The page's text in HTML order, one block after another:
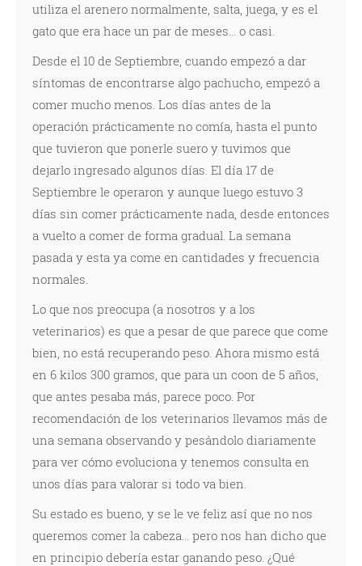
utiliza el arenero normalmente, salta, juega, y es el
gato que era hace un par de meses... o casi.
Desde el 10 de Septiembre, cuando empezó a dar
síntomas de encontrarse algo pachucho, empezó a
comer mucho menos. Los días antes de la
operación prácticamente no comía, hasta el punto
que tuvieron que ponerle suero y tuvimos que
dejarlo ingresado algunos días. El día 17 de
Septiembre le operaron y aunque luego estuvo 3
días sin comer prácticamente nada, desde entonces
a vuelto a comer de forma gradual. La semana
pasada y esta ya come en cantidades y frecuencia
normales.
Lo que nos preocupa (a nosotros y a los
veterinarios) es que a pesar de que parece que come
bien, no está recuperando peso. Ahora mismo está
en 6 kilos 300 gramos, que para un coon de 5 años,
que antes pesaba más, parece poco. Por
recomendación de los veterinarios llevamos más de
una semana observando y pesándolo diariamente
para ver cómo evoluciona y tenemos consulta en
unos días para valorar si todo va bien.
Su estado es bueno, y se le ve feliz así que no nos
queremos comer la cabeza... pero nos han dicho que
en principio debería estar ganando peso. ¿Qué